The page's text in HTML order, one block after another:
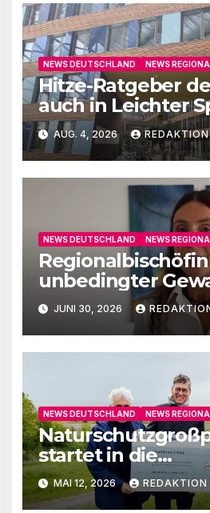
NEWS DEUTSCHLAND NEWS
Hitze-Ratgeber
auch in Leichter
AUG. 4, 2026 REDAKTION
NEWS DEUTSCHLAND NEWS
unbedingter
aufJUNI 30, 2026
NEWS DEUTSCHLAND NEWS
startet in die
MAI 12, 2026 REDAKTION